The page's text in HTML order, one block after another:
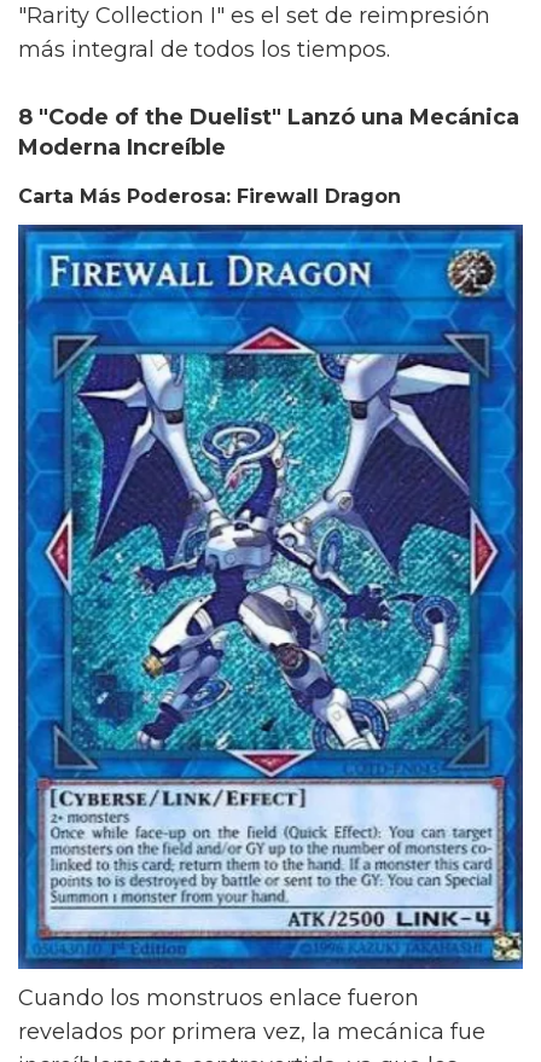
"Rarity Collection I" es el set de reimpresión
más integral de todos los tiempos.
8 "Code of the Duelist" Lanzó una Mecánica
Moderna Increíble
Carta Más Poderosa: Firewall Dragon
Cuando los monstruos enlace fueron
revelados por primera vez, la mecánica fue